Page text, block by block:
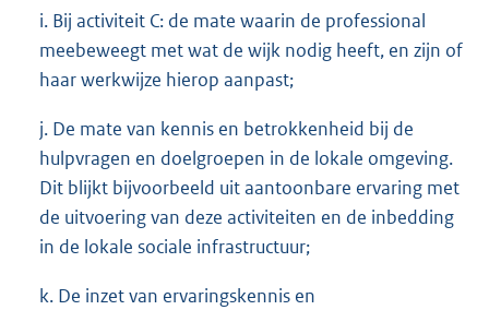
i. Bij activiteit C: de mate waarin de professional
meebeweegt met wat de wijk nodig heeft, en zijn of
haar werkwijze hierop aanpast;
j. De mate van kennis en betrokkenheid bij de
hulpvragen en doelgroepen in de lokale omgeving.
Dit blijkt bijvoorbeeld uit aantoonbare ervaring met
de uitvoering van deze activiteiten en de inbedding
in de lokale sociale infrastructuur;
k. De inzet van ervaringskennis en